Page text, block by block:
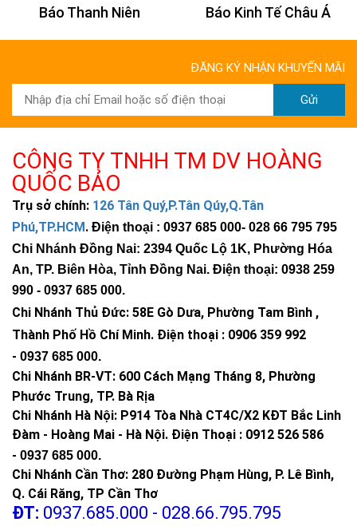
độ sáng mạnh, bảo hành 5 năm
Báo Kinh Tế Châu Á Báo 24H
ĐĂNG KÝ NHẬN KHUYẾN MÃI
Gửi
CÔNG TY TNHH TM DV HOÀNG
QUỐC BẢO
Trụ sở chính: 126 Tân Quý,P.Tân Qúy,Q.Tân
Phú,TP.HCM. Điện thoại : 0937 685 000- 028 66 795 795
Chi Nhánh Đồng Nai: 2394 Quốc Lộ 1K, Phường Hóa
An, TP. Biên Hòa, Tỉnh Đồng Nai. Điện thoại: 0938 259
990 - 0937 685 000.
Chi Nhánh Thủ Đức: 58E Gò Dưa, Phường Tam Bình ,
Thành Phố Hồ Chí Minh. Điện thoại : 0906 359 992
- 0937 685 000.
Chi Nhánh BR-VT: 600 Cách Mạng Tháng 8, Phường
Phước Trung, TP. Bà Rịa
Chi Nhánh Hà Nội: P914 Tòa Nhà CT4C/X2 KĐT Bắc Linh
Đàm - Hoàng Mai - Hà Nội. Điện Thoại : 0912 526 586
- 0937 685 000.
Chi Nhánh Cần Thơ: 280 Đường Phạm Hùng, P. Lê Bình,
Q. Cái Răng, TP Cần Thơ
ĐT: 0937.685.000 - 028.66.795.795